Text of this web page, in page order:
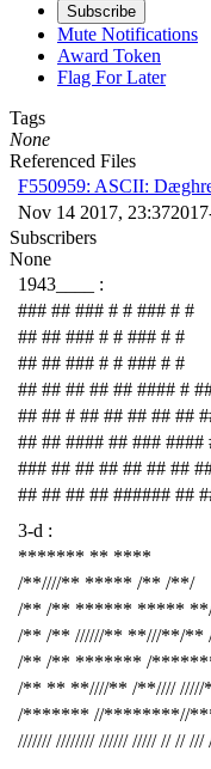
Subscribe
Mute Notifications
Award Token
Flag For Later
Tags
None
Referenced Files
F550959: ASCII:
Nov 14 2017, 23:37
Subscribers
None
1943____ :
### ## ### # # ### # #
## ## ### # # ### # #
## ## ### # # ### # #
## ## ## ## ## #### #
## ## # ## ## ## ## ##
## ## #### ## ###
### ## ## ## ## ## ##
## ## ## ## ###### ##
3-d :
******* ** ****
/**////** ***** /** /**/
/** /** ****** *****
/** /** //////** **///**/
/** /** ******* /
/** ** **////** /**////
/******* //********//
/////// //////// ////// ///// // // ///